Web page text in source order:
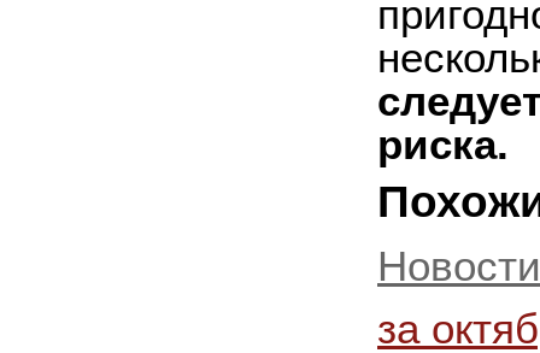
риска.
Новости
за